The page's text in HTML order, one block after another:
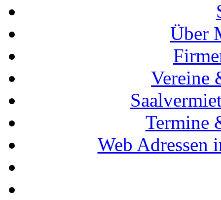
Über
Vereine
Termine
Web Adressen